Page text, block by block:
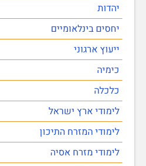
יהדות
יחסים בינלאומיים
ייעוץ ארגוני
כימיה
כלכלה
לימודי ארץ ישראל
לימודי המזרח התיכון
לימודי מזרח אסיה